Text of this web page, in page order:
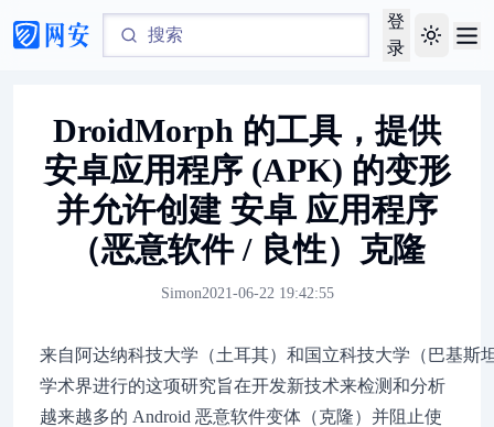
登
录
Toggle
DroidMorph 的工具，提供
安卓应用程序 (APK) 的变形
并允许创建 安卓 应用程序
（恶意软件 / 良性）克隆
Simon2021-06-22 19:42:55
来自阿达纳科技大学（土耳其）和国立科技大学（巴
学术界进行的这项研究旨在开发新技术来检测和分析
越来越多的 Android 恶意软件变体（克隆）并阻止使